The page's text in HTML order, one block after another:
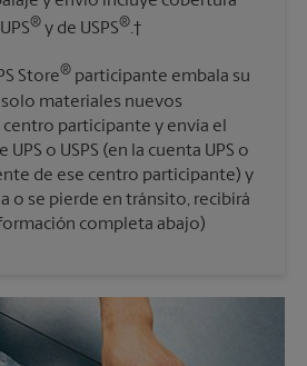
® y de USPS®.†
Store® participante embala su
materiales nuevos
participante y envía el
o USPS (en la cuenta UPS o
de ese centro participante) y
o se pierde en tránsito, recibirá
completa abajo)